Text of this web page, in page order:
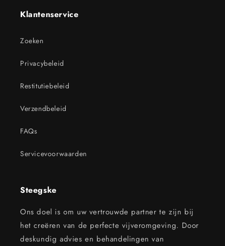
Klantenservice
Zoeken
Privacybeleid
Restitutiebeleid
Verzendbeleid
FAQs
Servicevoorwaarden
Steegske
Ons doel is om uw vertrouwde partner te zijn bij
het creëren van de perfecte vijveromgeving. Door
deskundig advies en behandelingen van